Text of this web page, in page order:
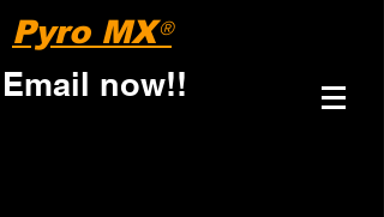
Email now!!
Pyro MX®